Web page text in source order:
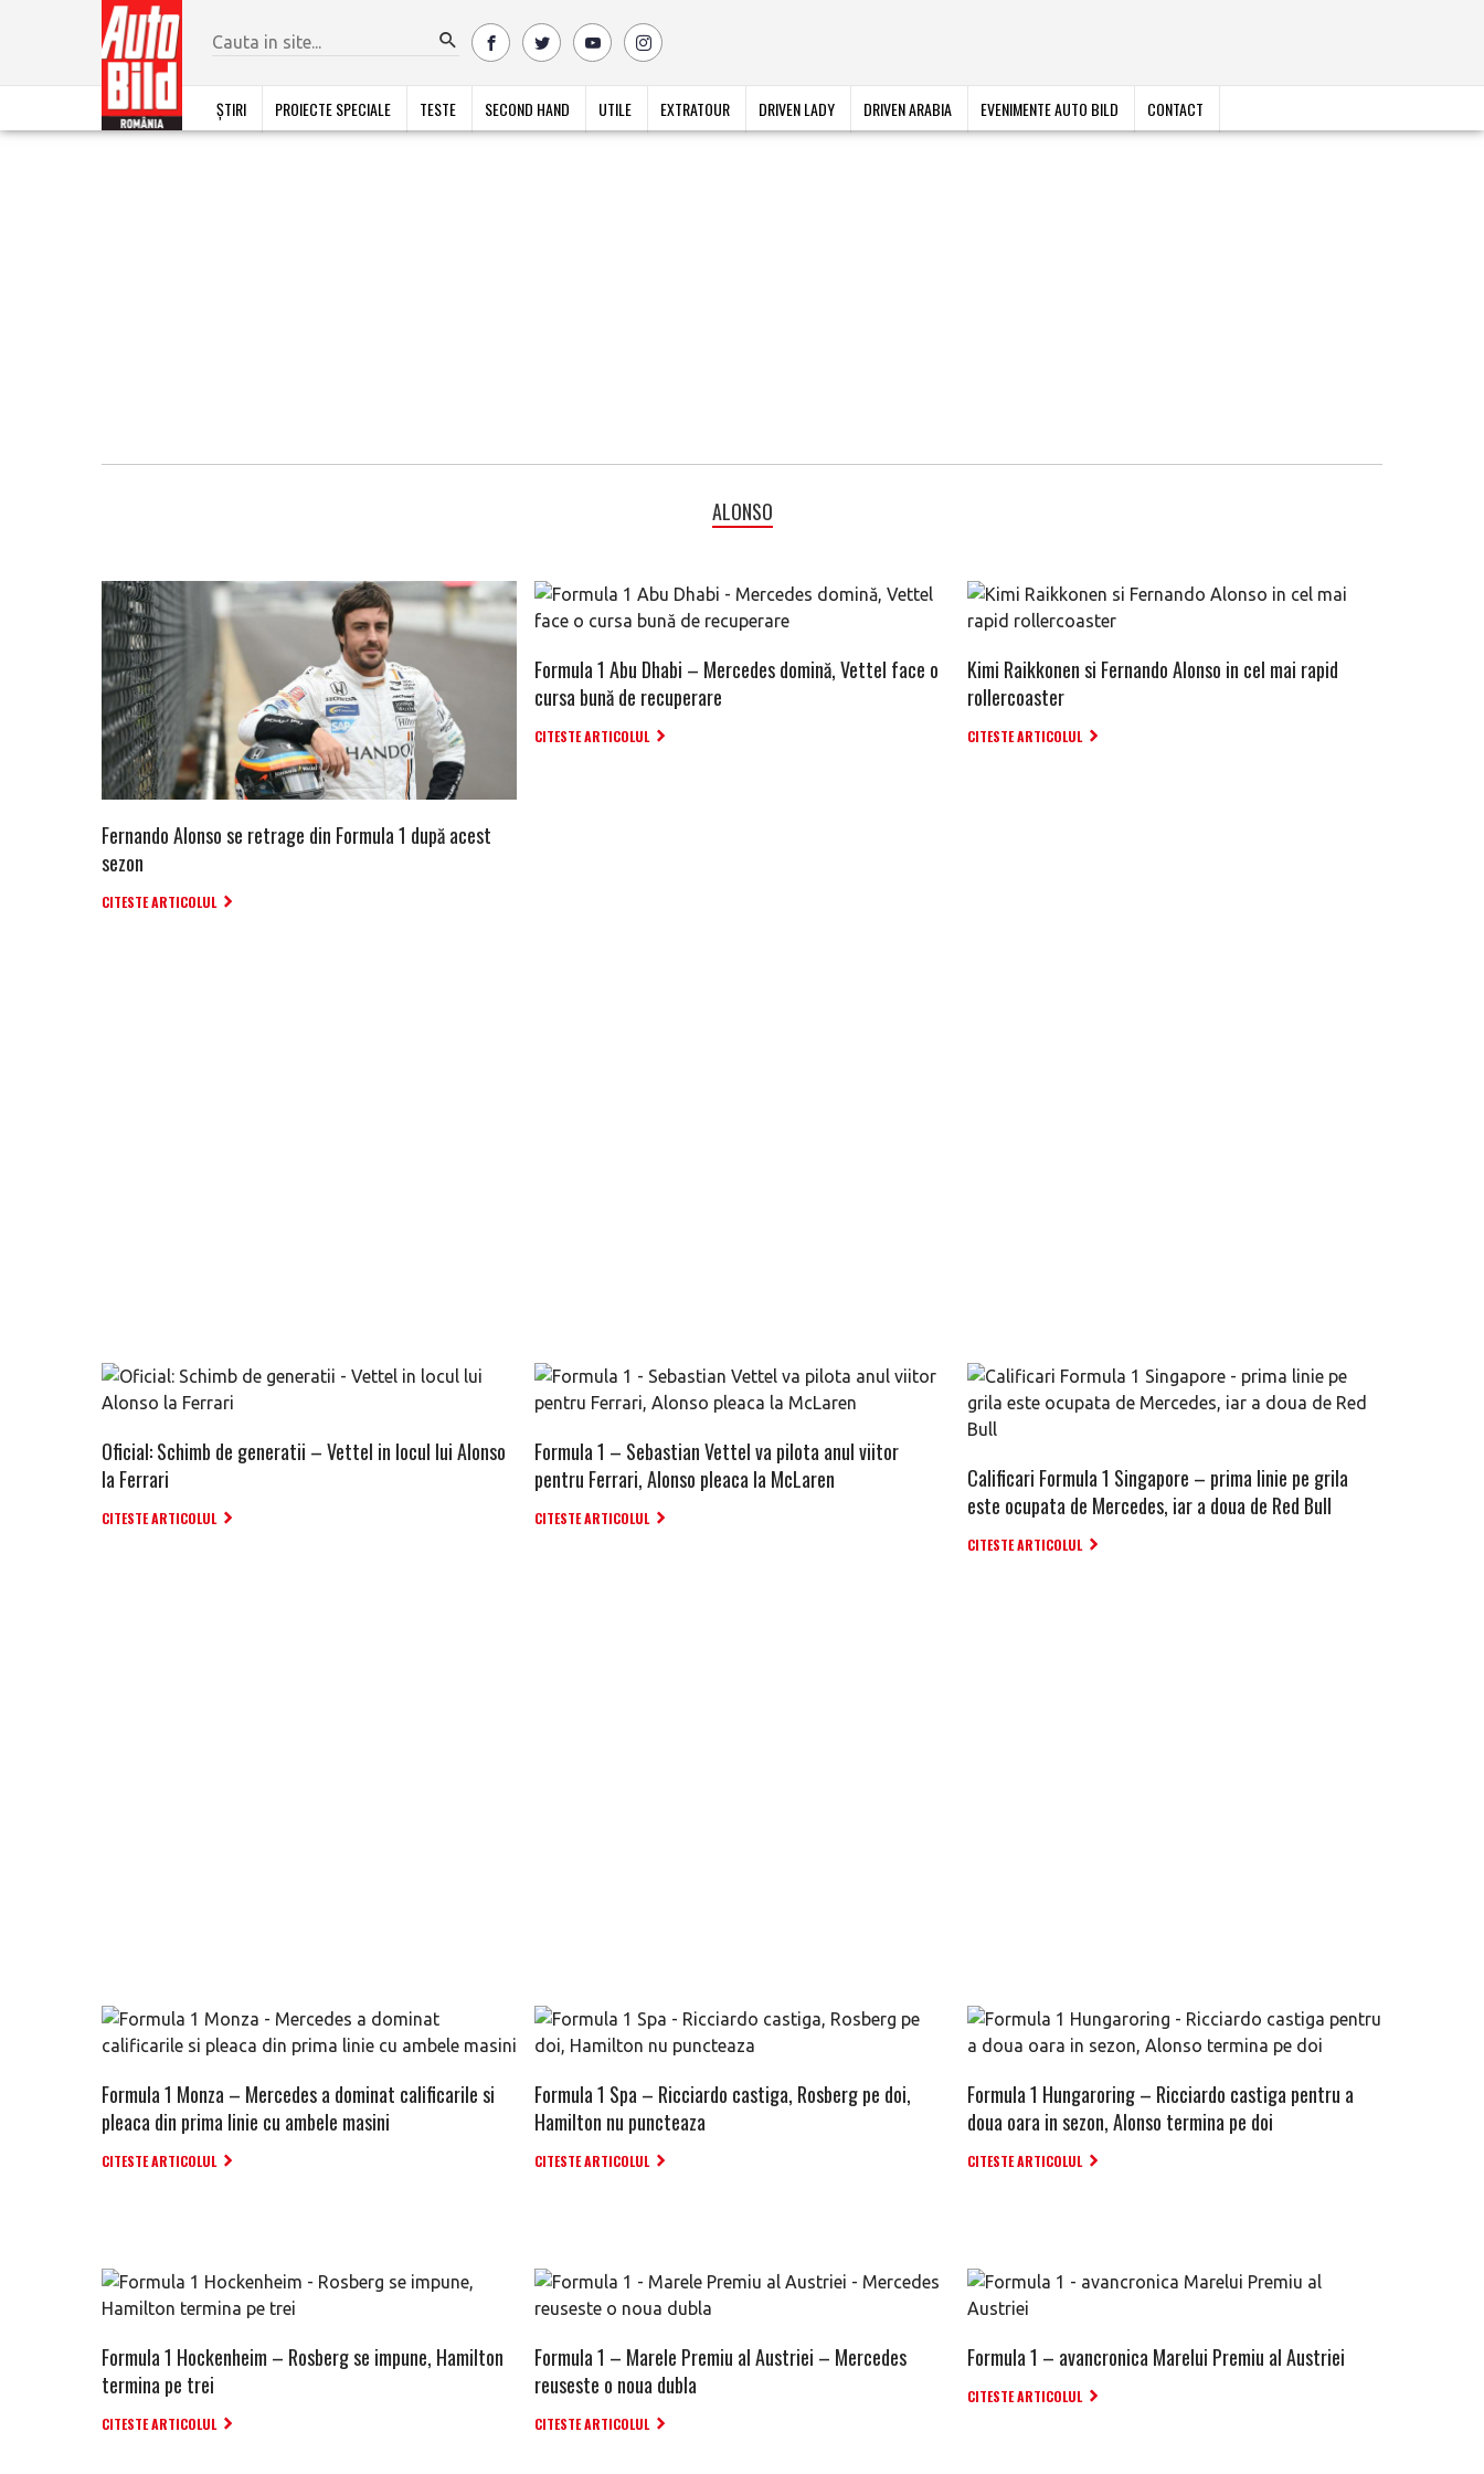
ȘTIRI PROIECTE SPECIALE TESTE SECOND HAND UTILE EXTRATOUR DRIVEN LADY DRIVEN ARABIA EVENIMENTE AUTO BILD CONTACT
ALONSO
Fernando Alonso se retrage din Formula 1 după acest
sezon
CITESTE ARTICOLUL
Formula 1 Abu Dhabi – Mercedes domină, Vettel face o
cursa bună de recuperare
CITESTE ARTICOLUL
Kimi Raikkonen si Fernando Alonso in cel mai rapid
rollercoaster
CITESTE ARTICOLUL
Oficial: Schimb de generatii – Vettel in locul lui Alonso
la Ferrari
CITESTE ARTICOLUL
Formula 1 – Sebastian Vettel va pilota anul viitor
pentru Ferrari, Alonso pleaca la McLaren
CITESTE ARTICOLUL
Calificari Formula 1 Singapore – prima linie pe grila
este ocupata de Mercedes, iar a doua de Red Bull
CITESTE ARTICOLUL
Formula 1 Monza – Mercedes a dominat calificarile si
pleaca din prima linie cu ambele masini
CITESTE ARTICOLUL
Formula 1 Spa – Ricciardo castiga, Rosberg pe doi,
Hamilton nu puncteaza
CITESTE ARTICOLUL
Formula 1 Hungaroring – Ricciardo castiga pentru a
doua oara in sezon, Alonso termina pe doi
CITESTE ARTICOLUL
Formula 1 Hockenheim – Rosberg se impune, Hamilton
termina pe trei
CITESTE ARTICOLUL
Formula 1 – Marele Premiu al Austriei – Mercedes
reuseste o noua dubla
CITESTE ARTICOLUL
Formula 1 – avancronica Marelui Premiu al Austriei
CITESTE ARTICOLUL